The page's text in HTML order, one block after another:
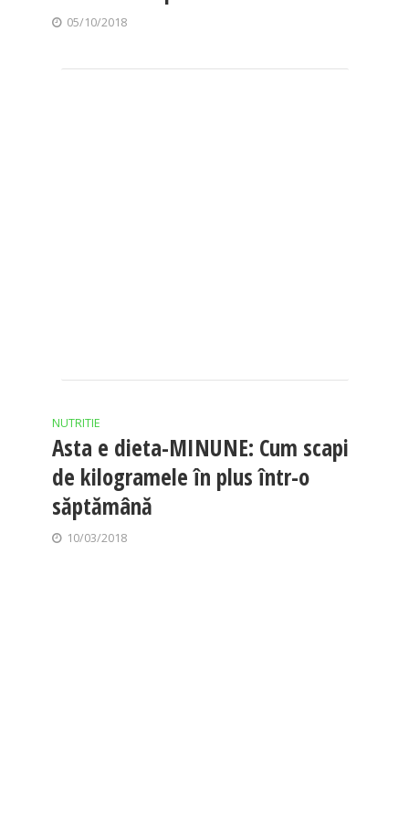
05/10/2018
NUTRITIE
Asta e dieta-MINUNE: Cum scapi
de kilogramele în plus într-o
săptămână
10/03/2018